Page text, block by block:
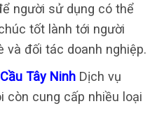
người sử dụng có thể
tốt lành tới người
và đối tác doanh nghiệp.
Tây Ninh Dịch vụ
còn cung cấp nhiều loại